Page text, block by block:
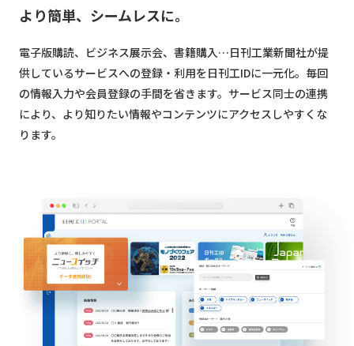
より簡単、シームレスに。
電子版購読、ビジネス展示会、書籍購入…日刊工業新聞社が提
供しているサービスへの登録・利用を日刊工IDに一元化。毎回
の情報入力や会員登録の手間を省きます。サービス同士の連携
により、より知りたい情報やコンテンツにアクセスしやすくな
ります。